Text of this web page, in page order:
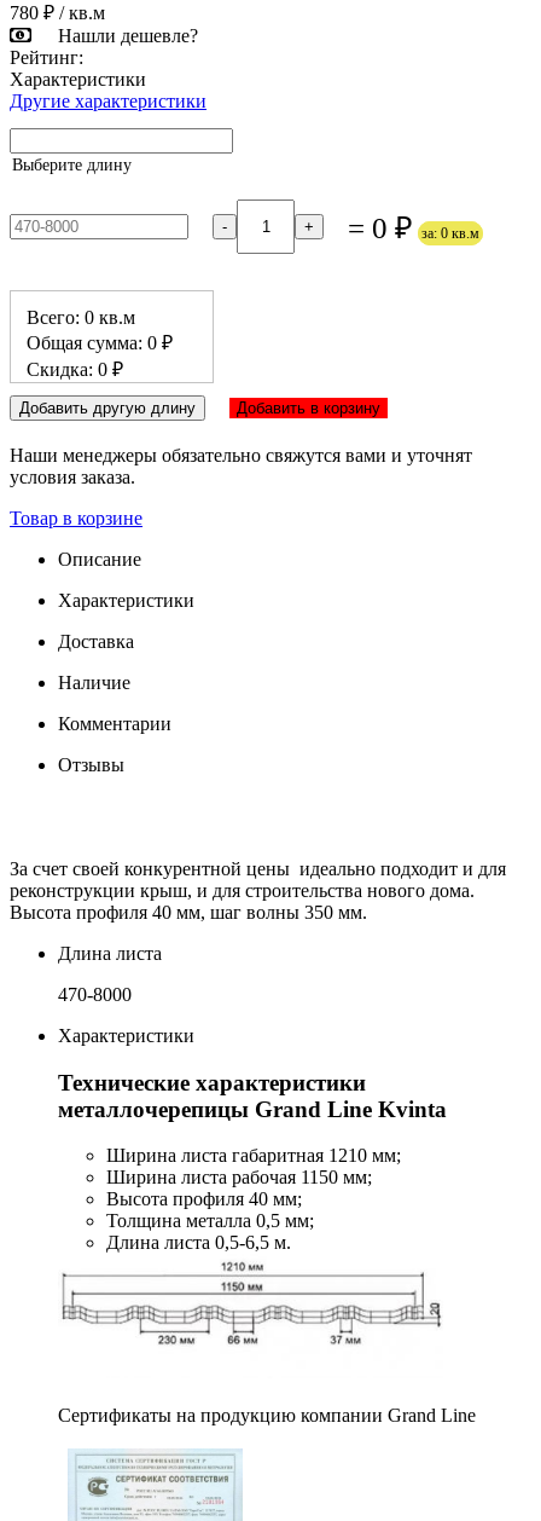
780 ₽ / кв.м
Нашли дешевле?
Рейтинг:
Характеристики
Другие характеристики
Выберите длину
- + = 0 ₽ за: 0 кв.м
Всего: 0 кв.м
Общая сумма: 0 ₽
Скидка: 0 ₽
Добавить другую длину Добавить в корзину
Наши менеджеры обязательно свяжутся вами и уточнят
условия заказа.
Товар в корзине
Описание
Характеристики
Доставка
Наличие
Комментарии
Отзывы
За счет своей конкурентной цены идеально подходит и для
реконструкции крыш, и для строительства нового дома.
Высота профиля 40 мм, шаг волны 350 мм.
Длина листа
470-8000
Характеристики
Технические характеристики
металлочерепицы Grand Line Kvinta
Ширина листа габаритная 1210 мм;
Ширина листа рабочая 1150 мм;
Высота профиля 40 мм;
Толщина металла 0,5 мм;
Длина листа 0,5-6,5 м.
Сертификаты на продукцию компании Grand Line